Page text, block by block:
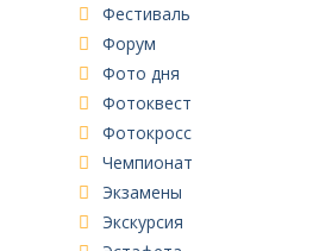
Фестиваль
Форум
Фото дня
Фотоквест
Фотокросс
Чемпионат
Экзамены
Экскурсия